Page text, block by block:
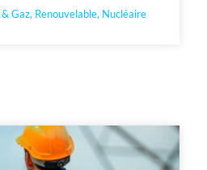
Gaz, Renouvelable, Nucléaire